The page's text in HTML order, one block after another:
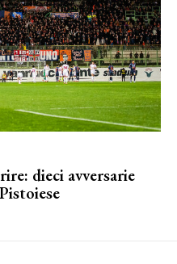
dieci avversarie